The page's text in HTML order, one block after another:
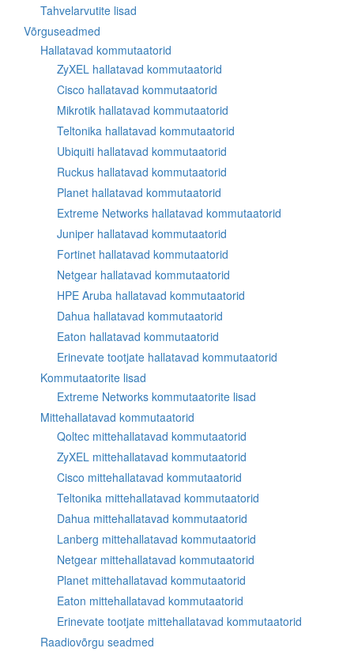
Tahvelarvutite lisad
Võrguseadmed
Hallatavad kommutaatorid
ZyXEL hallatavad kommutaatorid
Cisco hallatavad kommutaatorid
Mikrotik hallatavad kommutaatorid
Teltonika hallatavad kommutaatorid
Ubiquiti hallatavad kommutaatorid
Ruckus hallatavad kommutaatorid
Planet hallatavad kommutaatorid
Extreme Networks hallatavad kommutaatorid
Juniper hallatavad kommutaatorid
Fortinet hallatavad kommutaatorid
Netgear hallatavad kommutaatorid
HPE Aruba hallatavad kommutaatorid
Dahua hallatavad kommutaatorid
Eaton hallatavad kommutaatorid
Erinevate tootjate hallatavad kommutaatorid
Kommutaatorite lisad
Extreme Networks kommutaatorite lisad
Mittehallatavad kommutaatorid
Qoltec mittehallatavad kommutaatorid
ZyXEL mittehallatavad kommutaatorid
Cisco mittehallatavad kommutaatorid
Teltonika mittehallatavad kommutaatorid
Dahua mittehallatavad kommutaatorid
Lanberg mittehallatavad kommutaatorid
Netgear mittehallatavad kommutaatorid
Planet mittehallatavad kommutaatorid
Eaton mittehallatavad kommutaatorid
Erinevate tootjate mittehallatavad kommutaatorid
Raadiovõrgu seadmed